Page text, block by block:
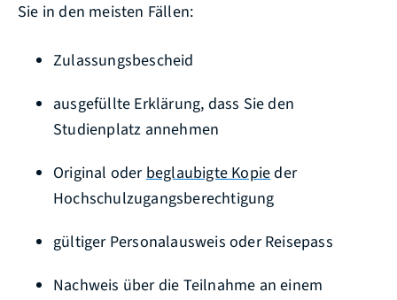
Sie in den meisten Fällen:
Zulassungsbescheid
ausgefüllte Erklärung, dass Sie den
Studienplatz annehmen
Original oderbeglaubigte Kopieder
Hochschulzugangsberechtigung
gültiger Personalausweis oder Reisepass
Nachweis über die Teilnahme an einem